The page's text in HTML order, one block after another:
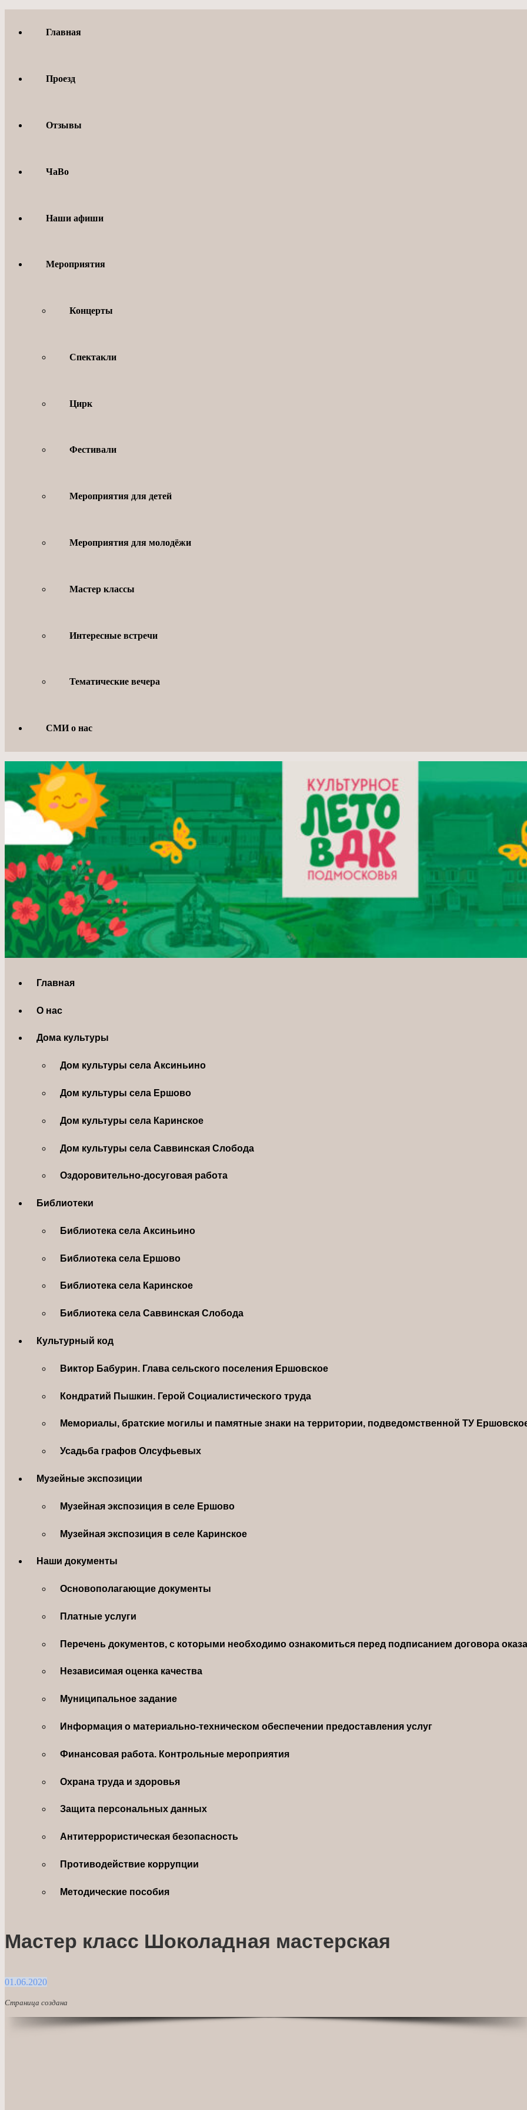
содержимомуГлавная
Проезд
Отзывы
ЧаВо
Наши афиши
Мероприятия
Концерты
Спектакли
Цирк
Фестивали
Мероприятия для детей
Мероприятия для молодёжи
Мастер классы
Интересные встречи
Тематические вечера
СМИ о нас
Главная
О нас
Дома культуры
Дом культуры села Аксиньино
Дом культуры села Ершово
Дом культуры села Каринское
Дом культуры села Саввинская Слобода
Оздоровительно-досуговая работа
Библиотеки
Библиотека села Аксиньино
Библиотека села Ершово
Библиотека села Каринское
Библиотека села Саввинская Слобода
Культурный код
Виктор Бабурин. Глава сельского поселения Ершовское
Кондратий Пышкин. Герой Социалистического труда
Мемориалы, братские могилы и памятные знаки на территории, подведомственной ТУ
Усадьба графов Олсуфьевых
Музейные экспозиции
Музейная экспозиция в селе Ершово
Музейная экспозиция в селе Каринское
Наши документы
Основополагающие документы
Платные услуги
Перечень документов, с которыми необходимо ознакомиться перед подписанием договора
Независимая оценка качества
Муниципальное задание
Информация о материально-техническом обеспечении предоставления услуг
Финансовая работа. Контрольные мероприятия
Охрана труда и здоровья
Защита персональных данных
Антитеррористическая безопасность
Противодействие коррупции
Методические пособия
Мастер класс Шоколадная мастерская
01.06.2020
Страница создана